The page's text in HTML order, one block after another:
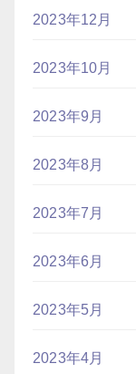
2023年12月
2023年10月
2023年9月
2023年8月
2023年7月
2023年6月
2023年5月
2023年4月